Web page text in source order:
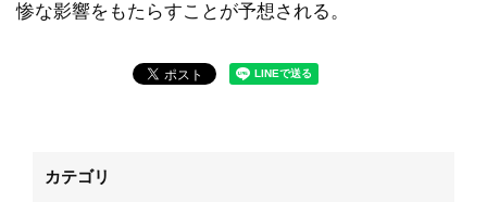
惨な影響をもたらすことが予想される。
カテゴリ